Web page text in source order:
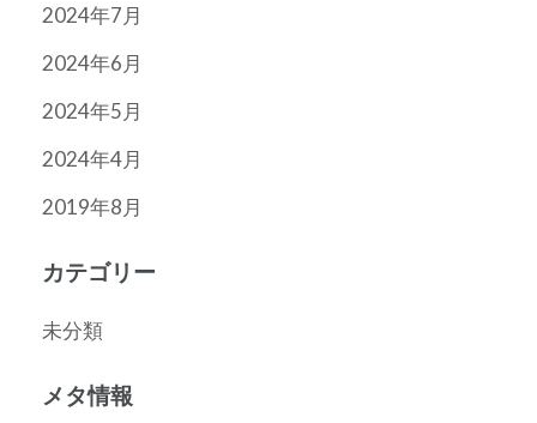
2024年7月
2024年6月
2024年5月
2024年4月
2019年8月
カテゴリー
未分類
メタ情報